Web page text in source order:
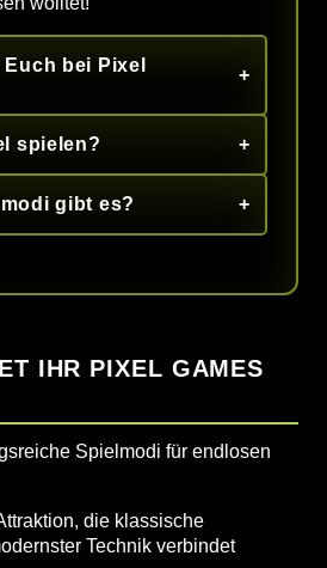
bei Pixel
spielen?
gibt es?
IHR PIXEL GAMES
Spielmodi für endlosen
die klassische
Technik verbindet